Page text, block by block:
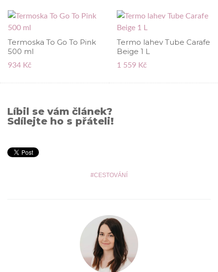
Termoska To Go To Pink
500 ml
934 Kč
Termo lahev Tube Carafe
Beige 1 L
1 559 Kč
Líbil se vám článek?
Sdílejte ho s přáteli!
CESTOVÁNÍ